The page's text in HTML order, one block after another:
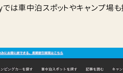
は車中泊スポットやキャンプ場も